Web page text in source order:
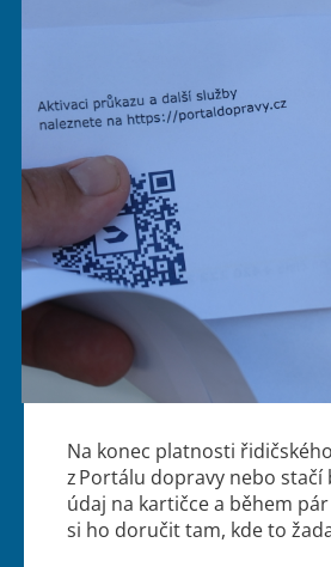
Na konec platnosti
z Portálu dopravy nebo
údaj na kartičce a během
si ho doručit tam, kde to